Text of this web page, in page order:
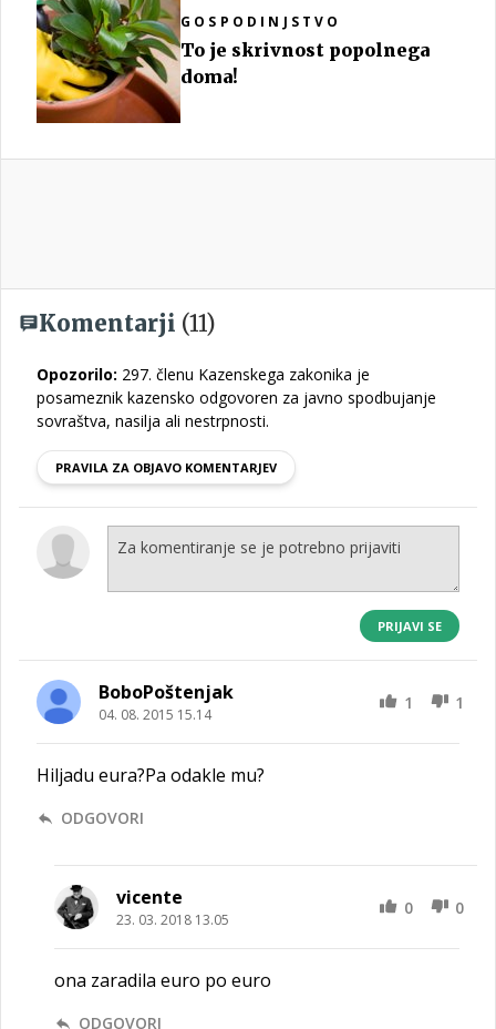
GOSPODINJSTVO
To je skrivnost popolnega
doma!
Komentarji (11)
Opozorilo: 297. členu Kazenskega zakonika je
posameznik kazensko odgovoren za javno spodbujanje
sovraštva, nasilja ali nestrpnosti.
PRAVILA ZA OBJAVO KOMENTARJEV
PRIJAVI SE
BoboPoštenjak
04. 08. 2015 15.14
1 1
Hiljadu eura?Pa odakle mu?
ODGOVORI
vicente
23. 03. 2018 13.05
0 0
ona zaradila euro po euro
ODGOVORI